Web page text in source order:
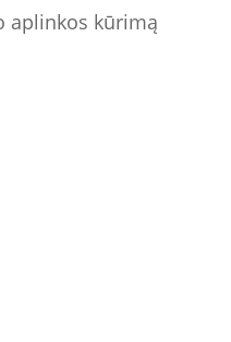
aplinkos kūrimą